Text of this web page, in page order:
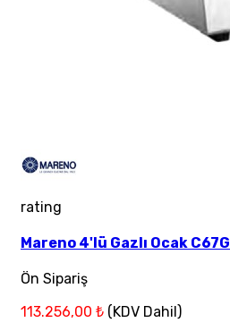
rating
Mareno 4'lü Gazlı Ocak C67G
Ön Sipariş
113.256,00 ₺ (KDV Dahil)